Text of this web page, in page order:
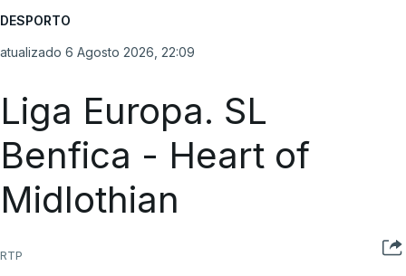
DESPORTO
atualizado 6 Agosto 2026, 22:09
Liga Europa. SL
Benfica - Heart of
Midlothian
RTP